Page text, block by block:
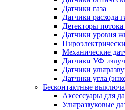
Датчики газа
Датчики расхода
Детекторы
Датчики уровня
Механические
Датчики УФ
Датчики
Датчики угла
Бесконтактные
Аксессуары для
Ультразвуковые